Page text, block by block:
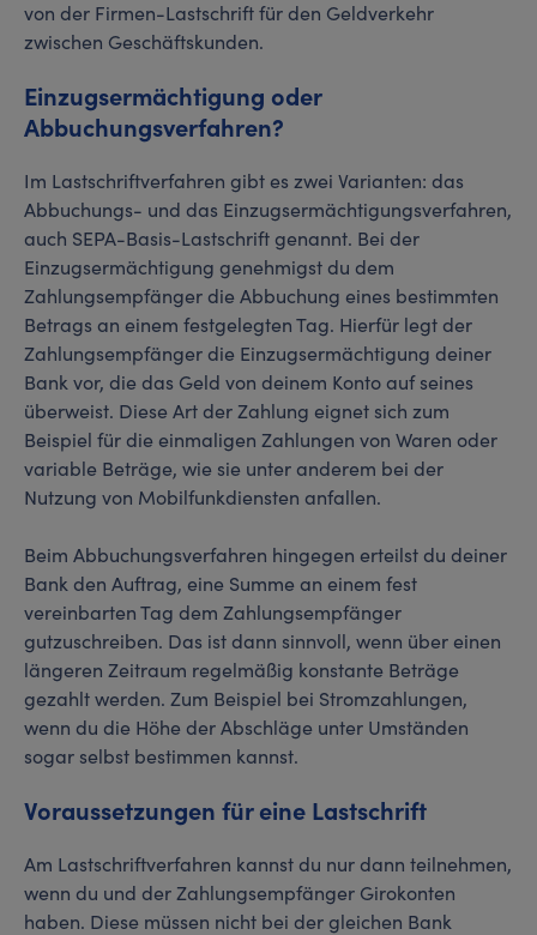
von der Firmen-Lastschrift für den Geldverkehr
zwischen Geschäftskunden.
Einzugsermächtigung oder
Abbuchungsverfahren?
Im Lastschriftverfahren gibt es zwei Varianten: das
Abbuchungs- und das Einzugsermächtigungsverfahren,
auch SEPA-Basis-Lastschrift genannt. Bei der
Einzugsermächtigung genehmigst du dem
Zahlungsempfänger die Abbuchung eines bestimmten
Betrags an einem festgelegten Tag. Hierfür legt der
Zahlungsempfänger die Einzugsermächtigung deiner
Bank vor, die das Geld von deinem Konto auf seines
überweist. Diese Art der Zahlung eignet sich zum
Beispiel für die einmaligen Zahlungen von Waren oder
variable Beträge, wie sie unter anderem bei der
Nutzung von Mobilfunkdiensten anfallen.
Beim Abbuchungsverfahren hingegen erteilst du deiner
Bank den Auftrag, eine Summe an einem fest
vereinbarten Tag dem Zahlungsempfänger
gutzuschreiben. Das ist dann sinnvoll, wenn über einen
längeren Zeitraum regelmäßig konstante Beträge
gezahlt werden. Zum Beispiel bei Stromzahlungen,
wenn du die Höhe der Abschläge unter Umständen
sogar selbst bestimmen kannst.
Voraussetzungen für eine Lastschrift
Am Lastschriftverfahren kannst du nur dann teilnehmen,
wenn du und der Zahlungsempfänger Girokonten
haben. Diese müssen nicht bei der gleichen Bank